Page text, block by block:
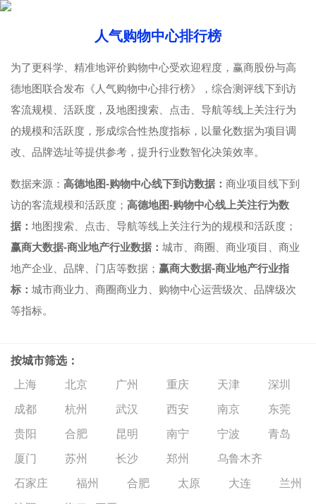
人气购物中心排行榜
为了更科学、精准地评价购物中心受欢迎程度，赢商股份与高
德地图联合发布《人气购物中心排行榜》，综合测评线下到访
客流规模、活跃度，及地图搜索、点击、导航等线上关注行为
的规模和活跃度，形成综合性热度指标，以量化数据为项目调
改、品牌选址等提供参考，提升行业数智化决策效率。
数据来源： 高德地图-购物中心线下到访数据： 商业项目线下到
访的客流规模和活跃度； 高德地图-购物中心线上关注行为数
据： 地图搜索、点击、导航等线上关注行为的规模和活跃度；
赢商大数据-商业地产行业数据： 城市、商圈、商业项目、商业
地产企业、品牌、门店等数据； 赢商大数据-商业地产行业指
标： 城市商业力、商圈商业力、购物中心运营级次、品牌级次
等指标。
按城市筛选：
上海
北京 广州 重庆 天津 深圳
成都 杭州 武汉 西安 南京 东莞
贵阳 合肥 昆明 南宁 宁波 青岛
厦门 苏州 长沙 郑州 乌鲁木齐
石家庄 福州 合肥 太原 大连 兰州